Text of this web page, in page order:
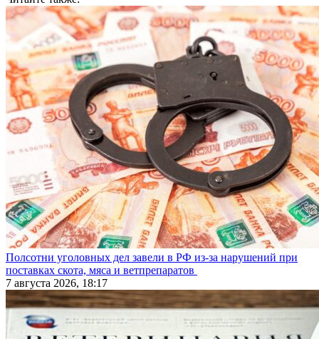
Полсотни уголовных дел завели в РФ из-за нарушений при
поставках скота, мяса и ветпрепаратов
7 августа 2026, 18:17